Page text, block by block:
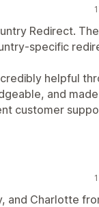
Redirect.
specific
helpful
and
customer
and Charlotte